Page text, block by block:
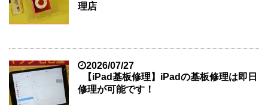
理店
2026/07/27
【iPad基板修理】iPadの基板修理は即日
修理が可能です！